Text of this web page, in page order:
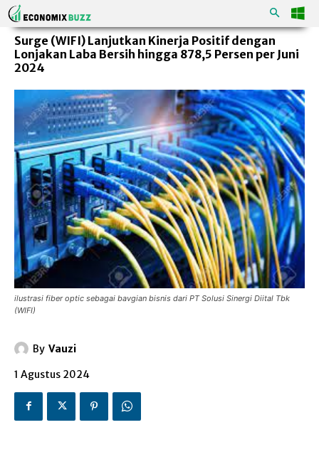
Surge (WIFI) Lanjutkan Kinerja Positif dengan
Lonjakan Laba Bersih hingga 878,5 Persen per Juni
2024
ilustrasi fiber optic sebagai bavgian bisnis dari PT Solusi Sinergi Diital Tbk
(WIFI)
By Vauzi
1 Agustus 2024